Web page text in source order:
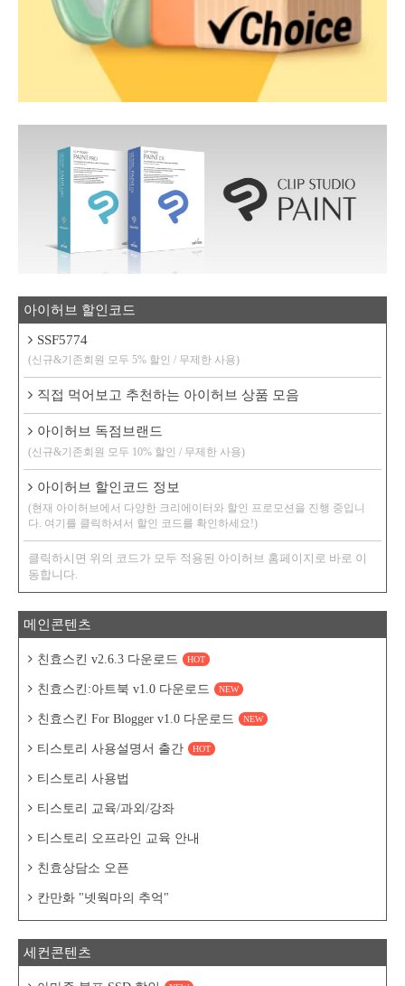
아이허브 할인코드
SSF5774
(신규&기존회원 모두 5% 할인 / 무제한 사용)
직접 먹어보고 추천하는 아이허브 상품 모음
아이허브 독점브랜드
(신규&기존회원 모두 10% 할인 / 무제한 사용)
아이허브 할인코드 정보
(현재 아이허브에서 다양한 크리에이터와 할인 프로모션을 진행 중입니
다. 여기를 클릭하셔서 할인 코드를 확인하세요!)
클릭하시면 위의 코드가 모두 적용된 아이허브 홈페이지로 바로 이
동합니다.
메인콘텐츠
친효스킨 v2.6.3 다운로드 HOT
친효스킨:아트북 v1.0 다운로드 NEW
친효스킨 For Blogger v1.0 다운로드 NEW
티스토리 사용설명서 출간 HOT
티스토리 사용법
티스토리 교육/과외/강좌
티스토리 오프라인 교육 안내
친효상담소 오픈
칸만화 "넷웍마의 추억"
세컨콘텐츠